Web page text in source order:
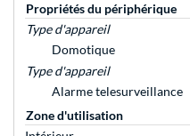
Propriétés du périphérique
Type d'appareil
Domotique
Type d'appareil
Alarme telesurveillance
Zone d'utilisation